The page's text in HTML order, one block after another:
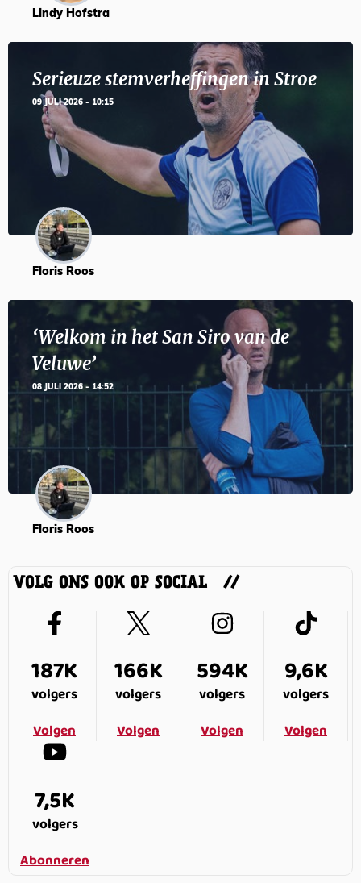
Lindy Hofstra
Serieuze stemverheffingen in Stroe
09 JULI 2026 - 10:15
Floris Roos
‘Welkom in het San Siro van de
Veluwe’
08 JULI 2026 - 14:52
Floris Roos
VOLG ONS OOK OP SOCIAL
187K
volgers
Volgen
166K
volgers
Volgen
594K
volgers
Volgen
9,6K
volgers
Volgen
7,5K
volgers
Abonneren